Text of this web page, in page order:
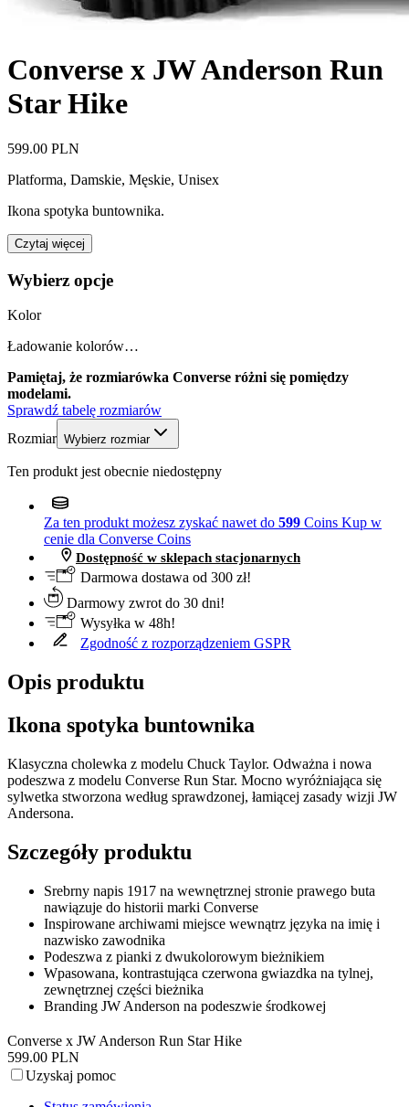
Converse x JW Anderson Run
Star Hike
599.00 PLN
Platforma, Damskie, Męskie, Unisex
Ikona spotyka buntownika.
Czytaj więcej
Wybierz opcje
Kolor
Ładowanie kolorów…
Pamiętaj, że rozmiarówka Converse różni się pomiędzy
modelami.
Sprawdź tabelę rozmiarów
Rozmiar Wybierz rozmiar
Ten produkt jest obecnie niedostępny
Za ten produkt możesz zyskać nawet do 599 Coins Kup w
cenie dla Converse Coins
Dostępność w sklepach stacjonarnych
Darmowa dostawa od 300 zł!
Darmowy zwrot do 30 dni!
Wysyłka w 48h!
Zgodność z rozporządzeniem GSPR
Opis produktu
Ikona spotyka buntownika
Klasyczna cholewka z modelu Chuck Taylor. Odważna i nowa
podeszwa z modelu Converse Run Star. Mocno wyróżniająca się
sylwetka stworzona według sprawdzonej, łamiącej zasady wizji JW
Andersona.
Szczegóły produktu
Srebrny napis 1917 na wewnętrznej stronie prawego buta
nawiązuje do historii marki Converse
Inspirowane archiwami miejsce wewnątrz języka na imię i
nazwisko zawodnika
Podeszwa z pianki z dwukolorowym bieżnikiem
Wpasowana, kontrastująca czerwona gwiazdka na tylnej,
zewnętrznej części bieżnika
Branding JW Anderson na podeszwie środkowej
Converse x JW Anderson Run Star Hike
599.00 PLN
Uzyskaj pomoc